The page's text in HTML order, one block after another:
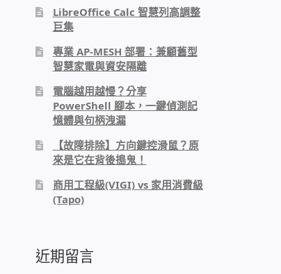
LibreOffice Calc 智慧列高調整
巨集
專業 AP-MESH 部署：兼顧舊型
智慧家電與資安隔離
電腦越用越慢？分享
PowerShell 腳本，一鍵偵測記
憶體與句柄洩漏
【故障排除】方向鍵控滑鼠？原
來是它在背後搗鬼！
商用工程級(VIGI) vs 家用消費級
(Tapo)
近期留言